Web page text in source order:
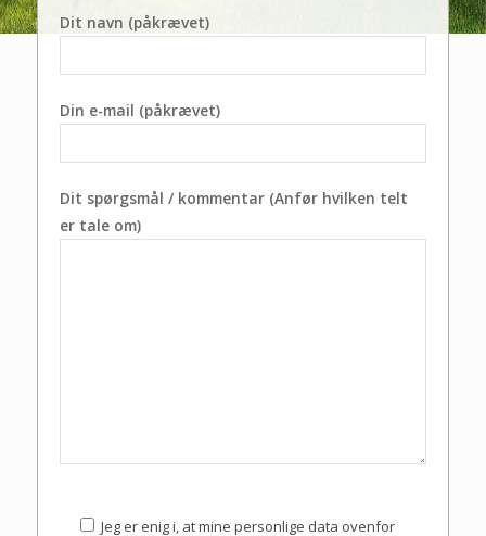
Dit navn (påkrævet)
Din e-mail (påkrævet)
Dit spørgsmål / kommentar (Anfør hvilken telt
er tale om)
Jeg er enig i, at mine personlige data ovenfor